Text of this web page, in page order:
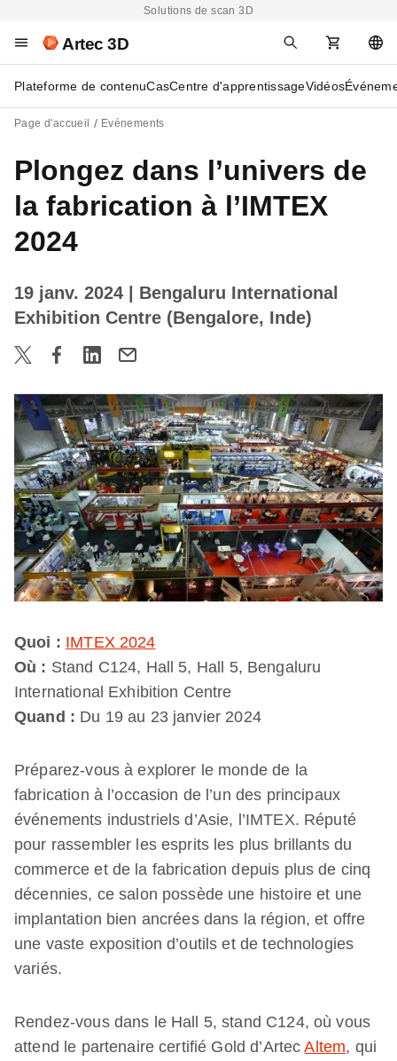
Solutions de scan 3D
Artec 3D
Plateforme de contenuCasCentre d'apprentissageVidéos
Page d'accueil Evénements
Plongez dans l’univers de
la fabrication à l’IMTEX
2024
19 janv. 2024
| Bengaluru International
Exhibition Centre (Bengalore, Inde)
Quoi : IMTEX 2024
Où : Stand C124, Hall 5, Hall 5, Bengaluru
International Exhibition Centre
Quand : Du 19 au 23 janvier 2024
Préparez-vous à explorer le monde de la
fabrication à l’occasion de l’un des principaux
événements industriels d’Asie, l’IMTEX. Réputé
pour rassembler les esprits les plus brillants du
commerce et de la fabrication depuis plus de cinq
décennies, ce salon possède une histoire et une
implantation bien ancrées dans la région, et offre
une vaste exposition d’outils et de technologies
variés.
Rendez-vous dans le Hall 5, stand C124, où vous
attend le partenaire certifié Gold d’ArtecAltem, qui